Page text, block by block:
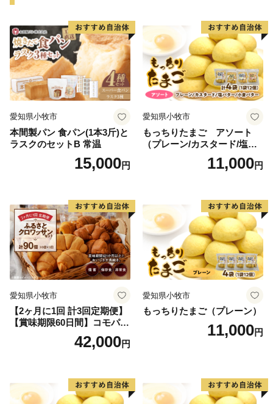
愛知県小牧市
本間製パン 食パン(1本3斤)と
ラスクのセットB 常温
15,000円
愛知県小牧市
もっちりたまご アソート
（プレーン/カスタード/塩バ
ター/小倉バター）11,000円
愛知県小牧市
【2ヶ月に1回 計3回定期便】
【賞味期限60日間】コモパ
ン ふるさとクロワッサンセ
ット（計90個）／災害用備蓄
42,000円
愛知県小牧市
もっちりたまご（プレーン）
11,000円